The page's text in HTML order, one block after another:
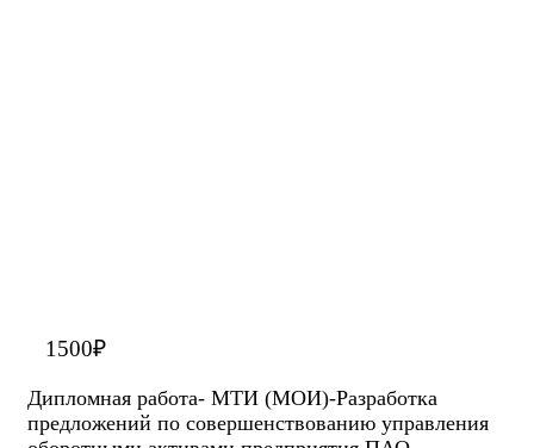
1500₽
Дипломная работа- МТИ (МОИ)-Разработка
предложений по совершенствованию управления